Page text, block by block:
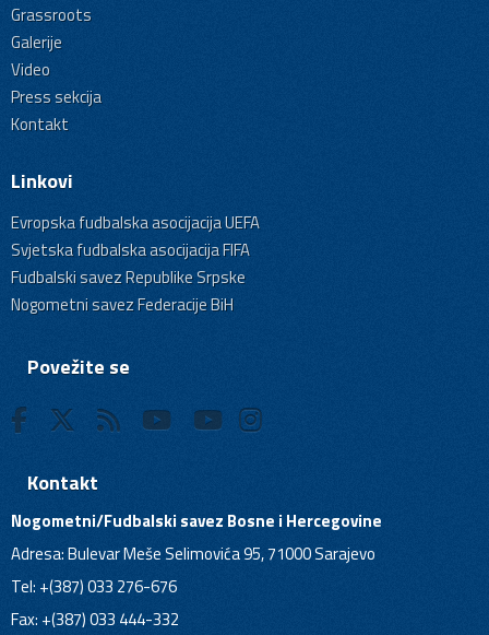
Grassroots
Galerije
Video
Press sekcija
Kontakt
Linkovi
Evropska fudbalska asocijacija UEFA
Svjetska fudbalska asocijacija FIFA
Fudbalski savez Republike Srpske
Nogometni savez Federacije BiH
Povežite se
Kontakt
Nogometni/Fudbalski savez Bosne i Hercegovine
Adresa: Bulevar Meše Selimovića 95, 71000 Sarajevo
Tel: +(387) 033 276-676
Fax: +(387) 033 444-332